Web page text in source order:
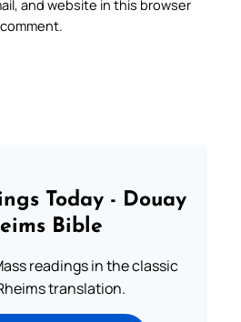
and website in this browser
Today - Douay
Bible
readings in the classic
translation.